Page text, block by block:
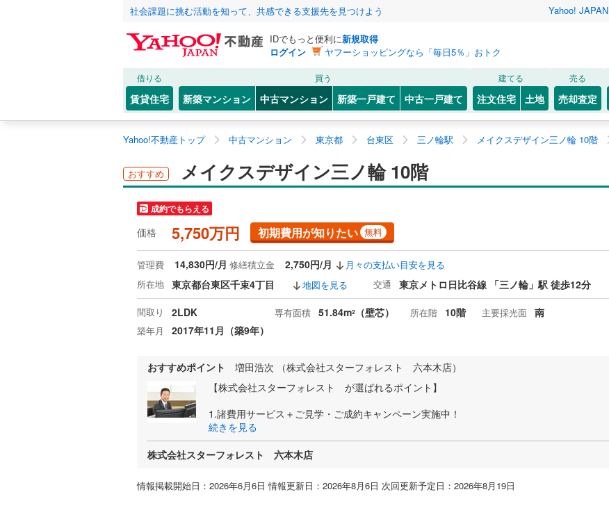
社会課題に挑む活動を知って、共感できる支援先を見つけよう Yahoo! JAPAN
IDでもっと便利に新規取得
ログイン
ヤフーショッピングなら「毎日5％」おトク
借りる
賃貸住宅
買う
新築マンション 中古マンション 新築一戸建て 中古一戸建て
建てる
注文住宅 土地
売る
売却査定
Yahoo!不動産トップ 中古マンション 東京都 台東区 三ノ輪駅 メイクスデザイン三ノ輪 10階
おすすめ メイクスデザイン三ノ輪 10階
成約でもらえる
価格 5,750万円 初期費用が知りたい 無料
管理費 14,830円/月 修繕積立金 2,750円/月
月々の支払い目安を見る
所在地 東京都台東区千束4丁目 地図を見る 交通 東京メトロ日比谷線 「三ノ輪」駅 徒歩12分
間取り 2LDK 専有面積 51.84m2 （壁芯） 所在階 10階 主要採光面 南
築年月 2017年11月（築9年）
おすすめポイント
増田浩次 （株式会社スターフォレスト 六本木店）
【株式会社スターフォレスト が選ばれるポイント】
1.諸費用サービス＋ご見学・ご成約キャンペーン実施中！
続きを見る
株式会社スターフォレスト 六本木店
情報掲載開始日：2026年6月6日 情報更新日：2026年8月6日 次回更新予定日：2026年8月19日